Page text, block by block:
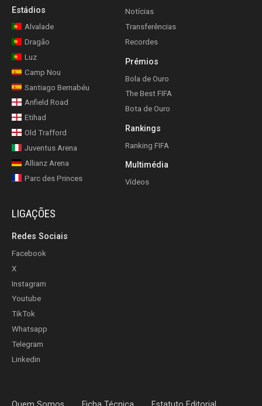
Estádios
Alvalade
Dragão
Luz
Camp Nou
Santiago Bernabéu
Anfield Road
Etihad
Old Trafford
Juventus Arena
Allianz Arena
Parc des Princes
Notícias
Transferências
Recordes
Prémios
Bola de Ouro
The Best FIFA
Bota de Ouro
Rankings
Ranking FIFA
Multimédia
Vídeos
LIGAÇÕES
Redes Sociais
Facebook
X
Instagram
Youtube
TikTok
Whatsapp
Telegram
Linkedin
Quem Somos Ficha Técnica Estatuto Editorial